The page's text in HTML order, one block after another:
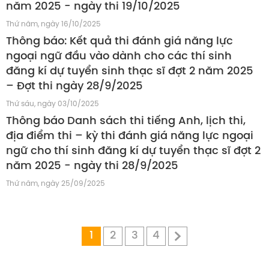
năm 2025 - ngày thi 19/10/2025
Thứ năm, ngày 16/10/2025
Thông báo: Kết quả thi đánh giá năng lực
ngoại ngữ đầu vào dành cho các thí sinh
đăng kí dự tuyển sinh thạc sĩ đợt 2 năm 2025
– Đợt thi ngày 28/9/2025
Thứ sáu, ngày 03/10/2025
Thông báo Danh sách thi tiếng Anh, lịch thi,
địa điểm thi – kỳ thi đánh giá năng lực ngoại
ngữ cho thí sinh đăng kí dự tuyển thạc sĩ đợt 2
năm 2025 - ngày thi 28/9/2025
Thứ năm, ngày 25/09/2025
1 2 3 4